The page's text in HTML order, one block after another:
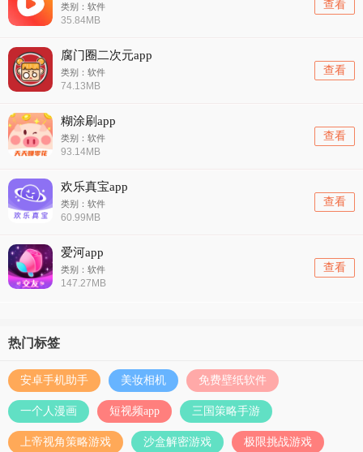
类别：软件
35.84MB
查看
腐门圈二次元app
类别：软件
74.13MB
查看
糊涂刷app
类别：软件
93.14MB
查看
欢乐真宝app
类别：软件
60.99MB
查看
爱河app
类别：软件
147.27MB
查看
热门标签
安卓手机助手 美妆相机 免费壁纸软件
一个人漫画 短视频app 三国策略手游
上帝视角策略游戏 沙盒解密游戏 极限挑战游戏